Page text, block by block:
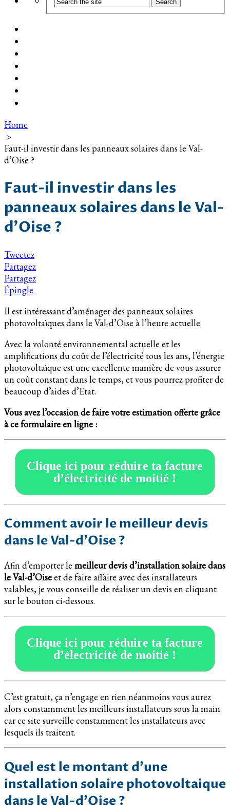
Home
>
Faut-il investir dans les panneaux solaires dans le Val-
d’Oise ?
Faut-il investir dans les
panneaux solaires dans le Val-
d’Oise ?
Tweetez
Partagez
Partagez
Épingle
Il est intéressant d’aménager des panneaux solaires
photovoltaïques dans le Val-d’Oise à l’heure actuelle.
Avec la volonté environnemental actuelle et les
amplifications du coût de l’électricité tous les ans, l’énergie
photovoltaïque est une excellente manière de vous assurer
un coût constant dans le temps, et vous pourrez profiter de
beaucoup d’aides d’Etat.
Vous avez l’occasion de faire votre estimation offerte grâce
à ce formulaire en ligne :
Clique ici pour réduire ta facture
d’électricité de moitié !
Comment avoir le meilleur devis
dans le Val-d’Oise ?
Afin d’emporter le meilleur devis d’installation solaire dans
le Val-d’Oiseet de faire affaire avec des installateurs
valables, je vous conseille de réaliser un devis en cliquant
sur le bouton ci-dessous.
Clique ici pour réduire ta facture
d’électricité de moitié !
C’est gratuit, ça n’engage en rien néanmoins vous aurez
alors constamment les meilleurs installateurs sous la main
car ce site surveille constamment les installateurs avec
lesquels ils traitent.
Quel est le montant d’une
installation solaire photovoltaique
dans le Val-d’Oise ?